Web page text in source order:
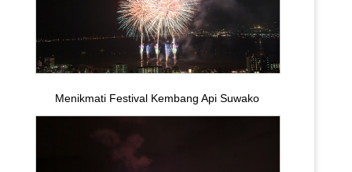
Menikmati Festival Kembang Api Suwako